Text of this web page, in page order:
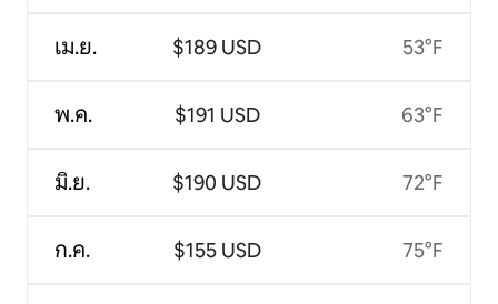
เม.ย.
พ.ค.
มิ.ย.
ก.ค.
$189 USD
$191 USD
$190 USD
$155 USD
53°F
63°F
72°F
75°F